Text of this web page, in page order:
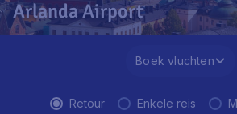
Arlanda Airport
Boek vluchten
Retour Enkele reis